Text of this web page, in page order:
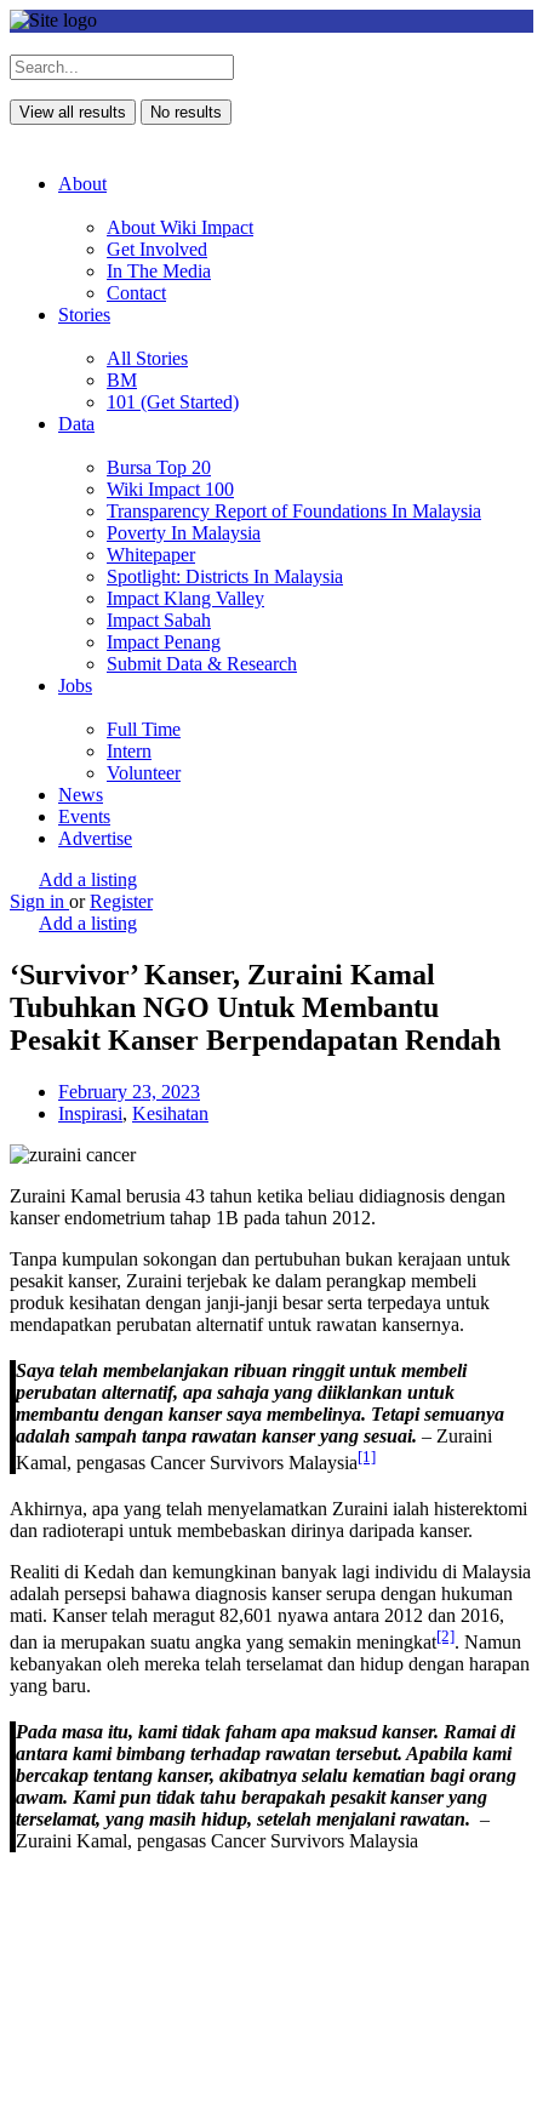
View all results No results
About
About Wiki Impact
Get Involved
In The Media
Contact
Stories
All Stories
BM
101 (Get Started)
Data
Bursa Top 20
Wiki Impact 100
Transparency Report of Foundations In Malaysia
Poverty In Malaysia
Whitepaper
Spotlight: Districts In Malaysia
Impact Klang Valley
Impact Sabah
Impact Penang
Submit Data & Research
Jobs
Full Time
Intern
Volunteer
News
Events
Advertise
Add a listing
Sign in or Register
Add a listing
‘Survivor’ Kanser, Zuraini Kamal
Tubuhkan NGO Untuk Membantu
Pesakit Kanser Berpendapatan Rendah
February 23, 2023
Inspirasi, Kesihatan
Zuraini Kamal berusia 43 tahun ketika beliau didiagnosis dengan
kanser endometrium tahap 1B pada tahun 2012.
Tanpa kumpulan sokongan dan pertubuhan bukan kerajaan untuk
pesakit kanser, Zuraini terjebak ke dalam perangkap membeli
produk kesihatan dengan janji-janji besar serta terpedaya untuk
mendapatkan perubatan alternatif untuk rawatan kansernya.
Saya telah membelanjakan ribuan ringgit untuk membeli
perubatan alternatif, apa sahaja yang diiklankan untuk
membantu dengan kanser saya membelinya. Tetapi semuanya
adalah sampah tanpa rawatan kanser yang sesuai. – Zuraini
Kamal, pengasas Cancer Survivors Malaysia[1]
Akhirnya, apa yang telah menyelamatkan Zuraini ialah histerektomi
dan radioterapi untuk membebaskan dirinya daripada kanser.
Realiti di Kedah dan kemungkinan banyak lagi individu di Malaysia
adalah persepsi bahawa diagnosis kanser serupa dengan hukuman
mati. Kanser telah meragut 82,601 nyawa antara 2012 dan 2016,
dan ia merupakan suatu angka yang semakin meningkat[2]. Namun
kebanyakan oleh mereka telah terselamat dan hidup dengan harapan
yang baru.
Pada masa itu, kami tidak faham apa maksud kanser. Ramai di
antara kami bimbang terhadap rawatan tersebut. Apabila kami
bercakap tentang kanser, akibatnya selalu kematian bagi orang
awam. Kami pun tidak tahu berapakah pesakit kanser yang
terselamat, yang masih hidup, setelah menjalani rawatan. –
Zuraini Kamal, pengasas Cancer Survivors Malaysia